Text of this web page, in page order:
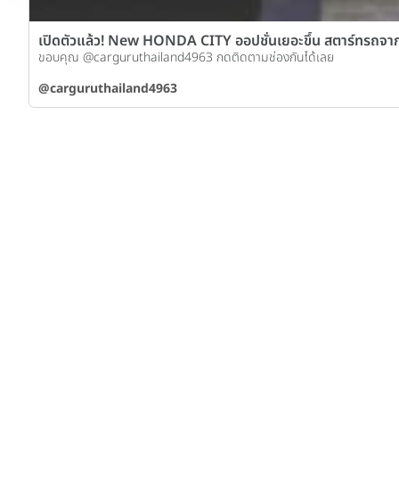
เปิดตัวแล้ว! New HONDA CITY ออปชั่นเยอะขึ้น สตาร์ทรถจา
ขอบคุณ @carguruthailand4963 กดติดตามช่องกันได้เลย
@carguruthailand4963